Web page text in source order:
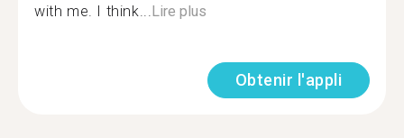
with me. I think...Lire plus
Obtenir l'appli